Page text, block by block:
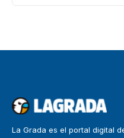
La Grada es el portal digital